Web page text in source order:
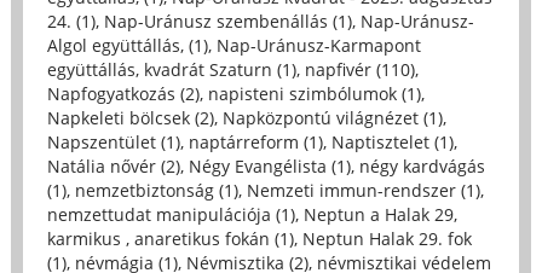
24. (1), Nap-Uránusz szembenállás (1), Nap-Uránusz-
Algol együttállás, (1), Nap-Uránusz-Karmapont
együttállás, kvadrát Szaturn (1), napfivér (110),
Napfogyatkozás (2), napisteni szimbólumok (1),
Napkeleti bölcsek (2), Napközpontú világnézet (1),
Napszentület (1), naptárreform (1), Naptisztelet (1),
Natália nővér (2), Négy Evangélista (1), négy kardvágás
(1), nemzetbiztonság (1), Nemzeti immun-rendszer (1),
nemzettudat manipulációja (1), Neptun a Halak 29,
karmikus , anaretikus fokán (1), Neptun Halak 29. fok
(1), névmágia (1), Névmisztika (2), névmisztikai védelem